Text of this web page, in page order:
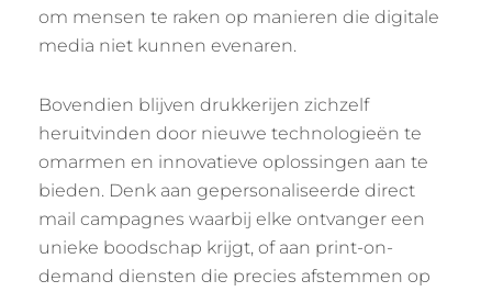
om mensen te raken op manieren die digitale
media niet kunnen evenaren.
Bovendien blijven drukkerijen zichzelf
heruitvinden door nieuwe technologieën te
omarmen en innovatieve oplossingen aan te
bieden. Denk aan gepersonaliseerde direct
mail campagnes waarbij elke ontvanger een
unieke boodschap krijgt, of aan print-on-
demand diensten die precies afstemmen op